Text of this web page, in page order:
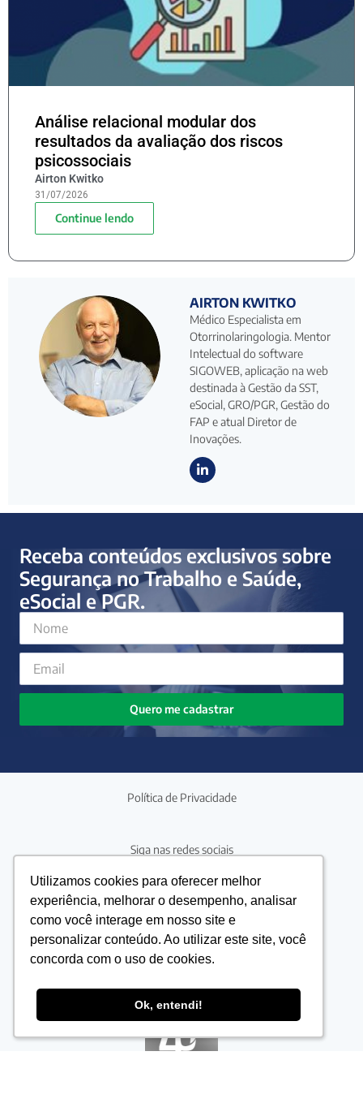
Utilizamos cookies para oferecer melhor
experiência, melhorar o desempenho, analisar
como você interage em nosso site e
personalizar conteúdo. Ao utilizar este site, você
concorda com o uso de cookies.
Ok, entendi!
Utilizamos cookies para oferecer melhor
experiência, melhorar o desempenho, analisar
como você interage em nosso site e
personalizar conteúdo. Ao utilizar este site, você
concorda com o uso de cookies.
Ok, entendi!
Análise relacional modular dos
resultados da avaliação dos riscos
psicossociais
Airton Kwitko
31/07/2026
Continue lendo
AIRTON KWITKO
Médico Especialista em
Otorrinolaringologia. Mentor
Intelectual do software
SIGOWEB, aplicação na web
destinada à Gestão da SST,
eSocial, GRO/PGR, Gestão do
FAP e atual Diretor de
Inovações.
Receba conteúdos exclusivos sobre
Segurança no Trabalho e Saúde,
eSocial e PGR.
Quero me cadastrar
Política de Privacidade
Siga nas redes sociais
Precisando de ajuda?
(41)4042-2454